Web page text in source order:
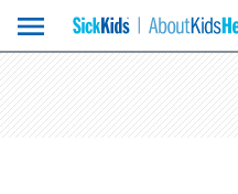
menu